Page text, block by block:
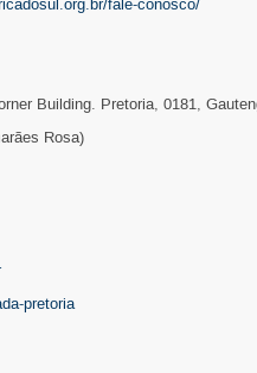
fale-conosco/
Building. Pretoria, 0181,
Rosa)
pretoria